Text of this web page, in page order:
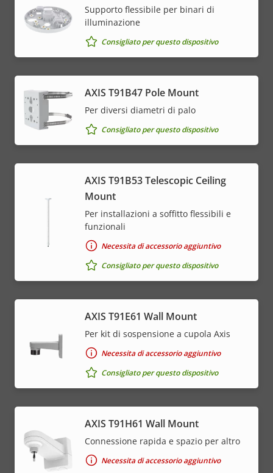
Supporto flessibile per binari di
illuminazione
Consigliato per questo dispositivo
AXIS T91B47 Pole Mount
Per diversi diametri di palo
Consigliato per questo dispositivo
AXIS T91B53 Telescopic Ceiling
Mount
Per installazioni a soffitto flessibili e
funzionali
Necessita di accessorio aggiuntivo
Consigliato per questo dispositivo
AXIS T91E61 Wall Mount
Per kit di sospensione a cupola Axis
Necessita di accessorio aggiuntivo
Consigliato per questo dispositivo
AXIS T91H61 Wall Mount
Connessione rapida e spazio per altro
Necessita di accessorio aggiuntivo